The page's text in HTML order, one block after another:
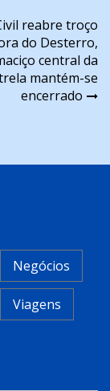
reabre troço
do Desterro,
central da
mantém-se
encerrado
Negócios
Viagens